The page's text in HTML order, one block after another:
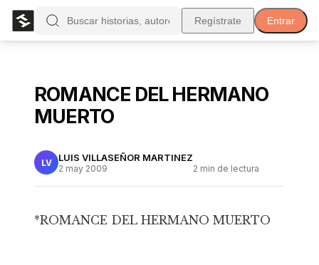
Regístrate Entrar
ROMANCE DEL HERMANO
MUERTO
LV LUIS VILLASEÑOR MARTINEZ
2 may 2009 2 min de lectura
*ROMANCE DEL HERMANO MUERTO